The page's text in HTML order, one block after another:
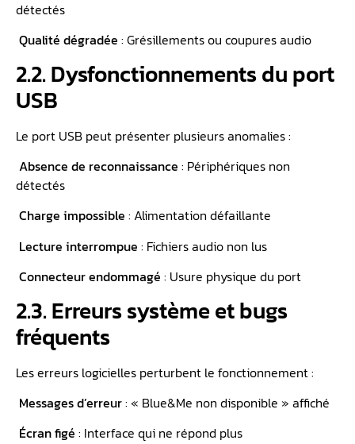
détectés
Qualité dégradée : Grésillements ou coupures audio
2.2. Dysfonctionnements du port
USB
Le port USB peut présenter plusieurs anomalies :
Absence de reconnaissance : Périphériques non
détectés
Charge impossible : Alimentation défaillante
Lecture interrompue : Fichiers audio non lus
Connecteur endommagé : Usure physique du port
2.3. Erreurs système et bugs
fréquents
Les erreurs logicielles perturbent le fonctionnement :
️ Messages d’erreur: « Blue&Me non disponible » affiché
️ Écran figé : Interface qui ne répond plus